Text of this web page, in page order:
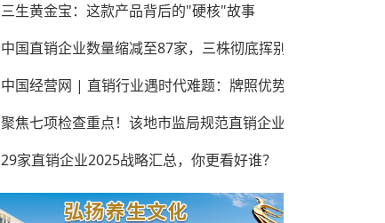
三生黄金宝：这款产品背后的"硬核"故事
中国直销企业数量缩减至87家，三株彻底挥别直销
中国经营网 | 直销行业遇时代难题：牌照优势是否尚存
聚焦七项检查重点！该地市监局规范直销企业经营行为
29家直销企业2025战略汇总，你更看好谁？